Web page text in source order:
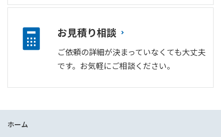
お見積り相談
ご依頼の詳細が決まっていなくても大丈夫
です。お気軽にご相談ください。
ホーム